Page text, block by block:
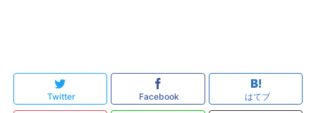
Twitter Facebook はてブ